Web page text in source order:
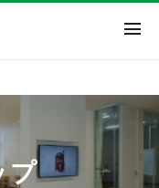
エムケー精工株式
プ